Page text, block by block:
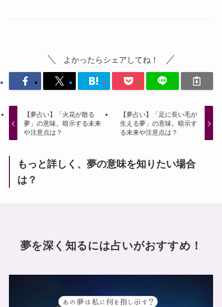
よかったらシェアしてね！
【夢占い】「火花が散る
夢」の意味。暗示する未来
や注意点は？
【夢占い】「足に長い毛が
生える夢」の意味。暗示す
る未来や注意点は？
もっと詳しく、夢の意味を知りたい場合
は？
夢を深く知るには占いがおすすめ！